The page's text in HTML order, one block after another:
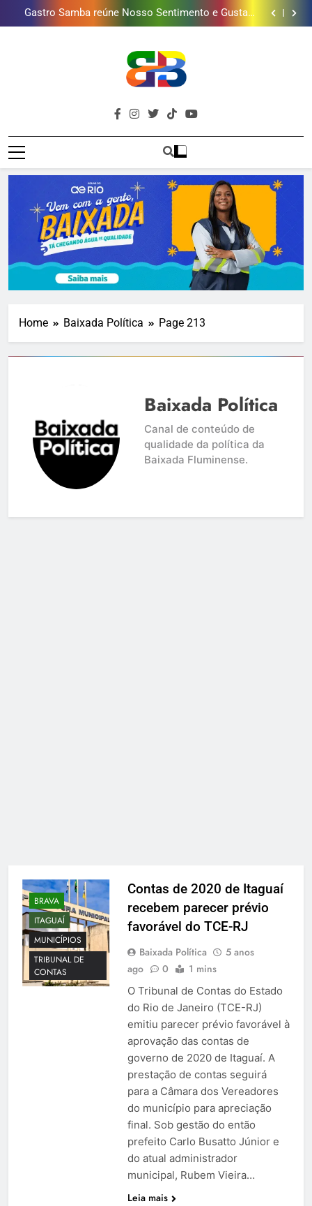
mais combina com ele
Lins em Nova Iguaçu neste fim de semana
Shopping Grande Rio sorteia MacBook e oferece
vinho em campanha de Dia dos Pais
Obra garante a preservação de 190 milhões de litros
presentear o seu pai. Descubra como escolher o que
mais combina com ele
Gastro Samba reúne Nosso Sentimento e Gustavo
Lins em Nova Iguaçu neste fim de semana
Shopping Grande Rio sorteia MacBook e oferece
vinho em campanha de Dia dos Pais
Obra garante a preservação de 190 milhões de litros
de água por ano na Baixada Fluminense
Brava
Baixada
Baixada Fluminense Em Destaque!
Home Baixada Política Page 213
Baixada Política
Canal de conteúdo de
qualidade da política da
Baixada Fluminense.
BRAVA
ITAGUAÍ
MUNICÍPIOS
TRIBUNAL DE
CONTAS
Contas de 2020 de Itaguaí
recebem parecer prévio
favorável do TCE-RJ
Baixada Política
5 anos
ago
0 1 mins
O Tribunal de Contas do Estado
do Rio de Janeiro (TCE-RJ)
emitiu parecer prévio favorável à
aprovação das contas de
governo de 2020 de Itaguaí. A
prestação de contas seguirá
para a Câmara dos Vereadores
do município para apreciação
final. Sob gestão do então
prefeito Carlo Busatto Júnior e
do atual administrador
municipal, Rubem Vieira…
Leia mais